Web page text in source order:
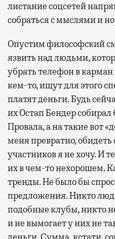
листание соцсетей
собраться с мыслями и
Опустим философский
язвить над людьми,
убрать телефон в карман
кем-то, ищут для этого
платят деньги. Будь
их Остап Бендер
Провала, а на такие вот
меня превратно, обидеть
участников я не хочу. И
их в чем-то нехорошем.
тренды. Не было бы
предложения. Никто
подобные клубы, никто
и не вымогает у них не